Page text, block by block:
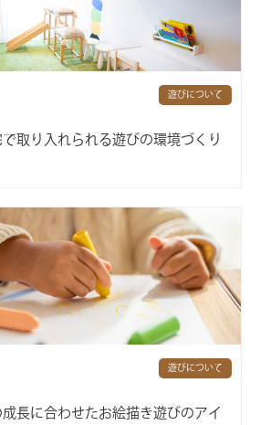
遊びについて
取り入れられる遊びの環境づくり
遊びについて
成長に合わせたお絵描き遊びのアイ